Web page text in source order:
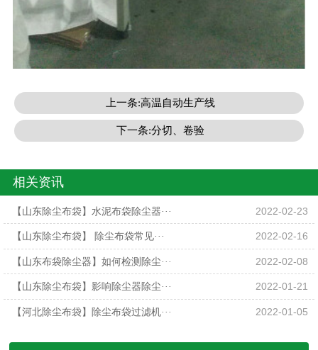
上一条:高温自动生产线
下一条:分切、卷验
相关资讯
2022-02-23
【山东除尘布袋】水泥布袋除尘器···
2022-02-16
【山东除尘布袋】 除尘布袋常见···
2022-02-08
【山东布袋除尘器】如何检测除尘···
2022-01-21
【山东除尘布袋】影响除尘器除尘···
2022-01-05
【河北除尘布袋】除尘布袋过滤机···